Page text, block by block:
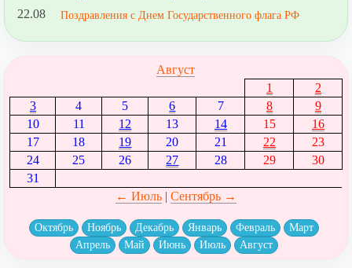
22.08 Поздравления с Днем Государственного флага РФ
Август
1
2
3
4 5 6 7 8
9
10
11 12 13 14 15
16
17
18 19 20 21 22
23
24
25 26 27 28 29
30
31
← Июль| Сентябрь →
Октябрь Ноябрь Декабрь Январь Февраль
Март
Апрель
Май Июнь Июль Август